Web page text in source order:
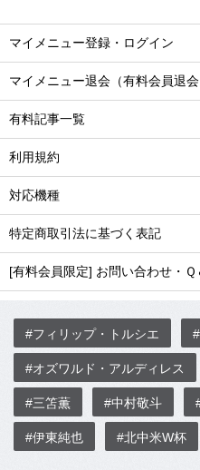
マイメニュー登録・ログイン
マイメニュー退会（有料会員退会
有料記事一覧
利用規約
対応機種
特定商取引法に基づく表記
[有料会員限定] お問い合わせ・Ｑ
#フィリップ・トルシエ
#オズワルド・アルディレス
#三笘薫 #中村敬斗
#伊東純也 #北中米W杯